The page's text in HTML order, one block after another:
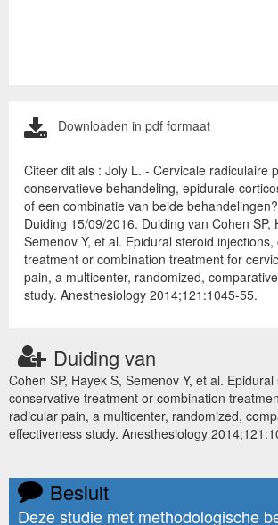
Downloaden in pdf formaat
Citeer dit als : Joly L. - Cervicale radiculaire
conservatieve behandeling, epidurale
of een combinatie van beide
Duiding 15/09/2016. Duiding van Cohen SP,
Semenov Y, et al. Epidural steroid
treatment or combination treatment for
pain, a multicenter, randomized,
study. Anesthesiology 2014;121:1045-55.
Duiding van
Cohen SP, Hayek S, Semenov Y, et al.
conservative treatment or combination
radicular pain, a multicenter, randomized,
effectiveness study. Anesthesiology
Besluit
Deze studie met methodologische